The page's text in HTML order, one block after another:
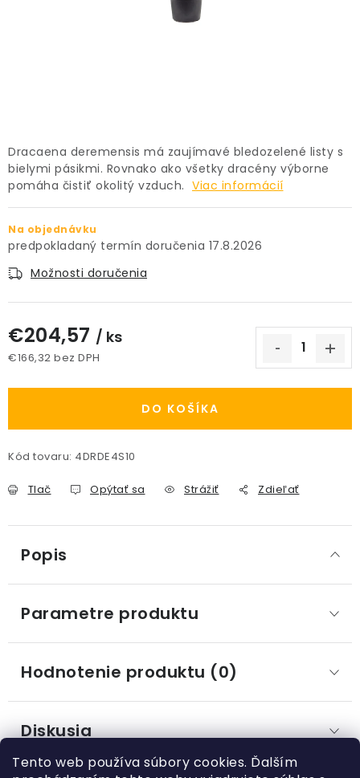
Tento web používa súbory cookies. Ďalším
KVETINÁČE A OBALY NA RASTLINY
Obchodné podmienky
Podmienky ochrany osobných údajov
Dracaena deremensis má zaujímavé bledozelené listy s
bielymi pásikmi. Rovnako ako všetky dracény výborne
pomáha čistiť okolitý vzduch. Viac informácií
Na objednávku
17.8.2026
Možnosti doručenia
€204,57 / ks
€166,32 bez DPH
DO KOŠÍKA
Kód tovaru: 4DRDE4S10
Tlač Opýtať sa Strážiť Zdieľať
Popis
Parametre produktu
Hodnotenie produktu (0)
Diskusia